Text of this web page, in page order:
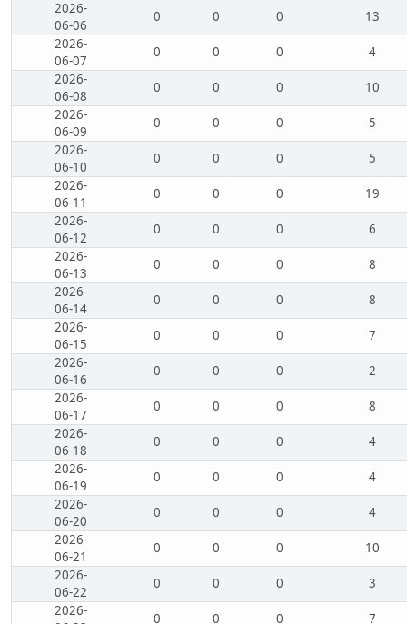
2026-
06-06
0 0 0
13
2026-
06-07
0 0 0
4
2026-
06-08
0 0 0
10
2026-
06-09
0 0 0
5
2026-
06-10
0 0 0
5
2026-
06-11
0 0 0
19
2026-
06-12
0 0 0
6
2026-
06-13
0 0 0
8
2026-
06-14
0 0 0
8
2026-
06-15
0 0 0
7
2026-
06-16
0 0 0
2
2026-
06-17
0 0 0
8
2026-
06-18
0 0 0
4
2026-
06-19
0 0 0
4
2026-
06-20
0 0 0
4
2026-
06-21
0 0 0
10
2026-
06-22
0 0 0
3
2026-
0 0 0
7